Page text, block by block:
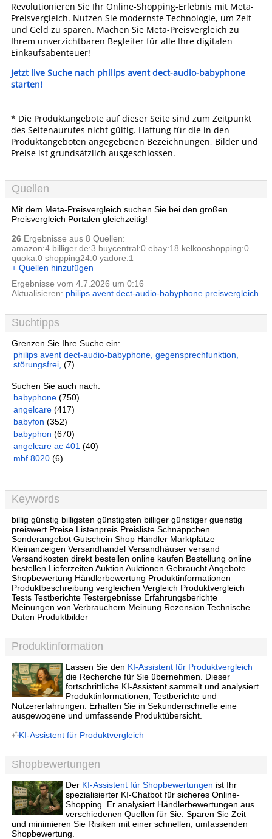
Revolutionieren Sie Ihr Online-Shopping-Erlebnis mit Meta-
Preisvergleich. Nutzen Sie modernste Technologie, um Zeit
und Geld zu sparen. Machen Sie Meta-Preisvergleich zu
Ihrem unverzichtbaren Begleiter für alle Ihre digitalen
Einkaufsabenteuer!
Jetzt live Suche nach philips avent dect-audio-babyphone
starten!
* Die Produktangebote auf dieser Seite sind zum Zeitpunkt
des Seitenaurufes nicht gültig. Haftung für die in den
Produktangeboten angegebenen Bezeichnungen, Bilder und
Preise ist grundsätzlich ausgeschlossen.
Quellen
Mit dem Meta-Preisvergleich suchen Sie bei den großen
Preisvergleich Portalen gleichzeitig!
26 Ergebnisse aus 8 Quellen:
amazon:4 billiger.de:3 buycentral:0 ebay:18 kelkooshopping:0
quoka:0 shopping24:0 yadore:1
+ Quellen hinzufügen
Ergebnisse vom 4.7.2026 um 0:16
Aktualisieren: philips avent dect-audio-babyphone preisvergleich
Suchtipps
Grenzen Sie Ihre Suche ein:
philips avent dect-audio-babyphone, gegensprechfunktion,
störungsfrei, (7)
Suchen Sie auch nach:
babyphone (750)
angelcare (417)
babyfon (352)
babyphon (670)
angelcare ac 401 (40)
mbf 8020 (6)
Keywords
billig günstig billigsten günstigsten billiger günstiger guenstig
preiswert Preise Listenpreis Preisliste Schnäppchen
Sonderangebot Gutschein Shop Händler Marktplätze
Kleinanzeigen Versandhandel Versandhäuser versand
Versandkosten direkt bestellen online kaufen Bestellung online
bestellen Lieferzeiten Auktion Auktionen Gebraucht Angebote
Shopbewertung Händlerbewertung Produktinformationen
Produktbeschreibung vergleichen Vergleich Produktvergleich
Tests Testberichte Testergebnisse Erfahrungsberichte
Meinungen von Verbrauchern Meinung Rezension Technische
Daten Produktbilder
Produktinformation
Lassen Sie den KI-Assistent für Produktvergleich
die Recherche für Sie übernehmen. Dieser
fortschrittliche KI-Assistent sammelt und analysiert
Produktinformationen, Testberichte und
Nutzererfahrungen. Erhalten Sie in Sekundenschnelle eine
ausgewogene und umfassende Produktübersicht.
KI-Assistent für Produktvergleich
Shopbewertungen
Der KI-Assistent für Shopbewertungen ist Ihr
spezialisierter KI-Chatbot für sicheres Online-
Shopping. Er analysiert Händlerbewertungen aus
verschiedenen Quellen für Sie. Sparen Sie Zeit
und minimieren Sie Risiken mit einer schnellen, umfassenden
Shopbewertung.